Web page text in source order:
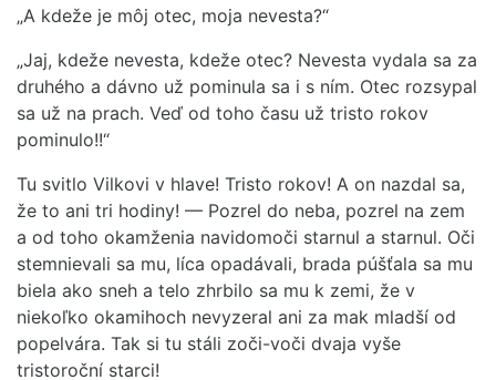
„A kdeže je môj otec, moja nevesta?“
„Jaj, kdeže nevesta, kdeže otec? Nevesta vydala sa za
druhého a dávno už pominula sa i s ním. Otec rozsypal
sa už na prach. Veď od toho času už tristo rokov
pominulo!!“
Tu svitlo Vilkovi v hlave! Tristo rokov! A on nazdal sa,
že to ani tri hodiny! — Pozrel do neba, pozrel na zem
a od toho okamženia navidomoči starnul a starnul. Oči
stemnievali sa mu, líca opadávali, brada púšťala sa mu
biela ako sneh a telo zhrbilo sa mu k zemi, že v
niekoľko okamihoch nevyzeral ani za mak mladší od
popelvára. Tak si tu stáli zoči-voči dvaja vyše
tristoroční starci!